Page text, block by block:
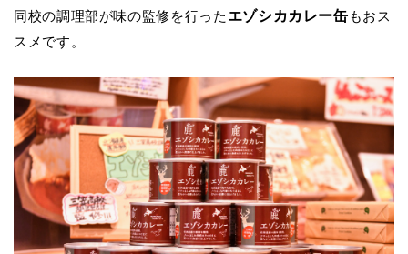
同校の調理部が味の監修を行った エゾシカカレー缶もおス
スメです。